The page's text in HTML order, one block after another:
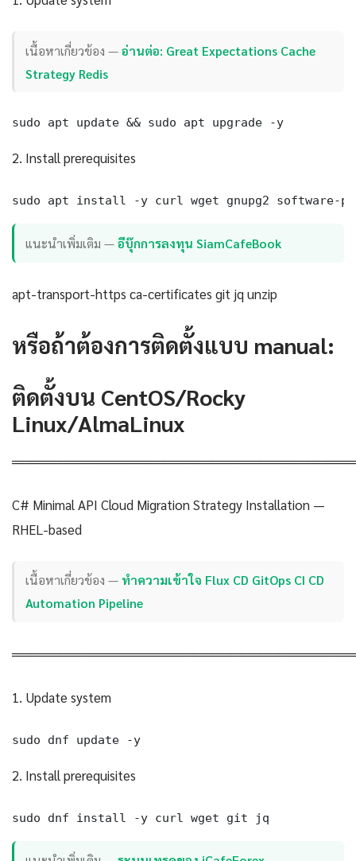
เนื้อหาเกี่ยวข้อง —อ่านต่อ: Great Expectations Cache
Strategy Redis
sudo apt update && sudo apt upgrade -y
2. Install prerequisites
sudo apt install -y curl wget gnupg2 software-
แนะนำเพิ่มเติม —อีบุ๊กการลงทุน SiamCafeBook
apt-transport-https ca-certificates git jq unzip
หรือถ้าต้องการติดตั้งแบบ manual:
ติดตั้งบน CentOS/Rocky
Linux/AlmaLinux
C# Minimal API Cloud Migration Strategy Installation —
RHEL-based
เนื้อหาเกี่ยวข้อง — ทำความเข้าใจ Flux CD GitOps CI CD
Automation Pipeline
1. Update system
sudo dnf update -y
2. Install prerequisites
sudo dnf install -y curl wget git jq